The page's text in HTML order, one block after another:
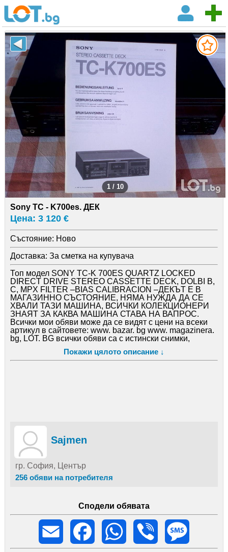
1 / 10
Sony TC - K700es. ДЕК
Цена: 3 120 €
Състояние: Ново
Доставка: За сметка на купувача
Топ модел SONY TC-K 700ES QUARTZ LOCKED
DIRECT DRIVE STEREO CASSETTE DECK, DOLBI B,
C, MPX FILTER –BIAS CALIBRACION –ДЕКЪТ Е В
МАГАЗИННО СЪСТОЯНИЕ, НЯМА НУЖДА ДА СЕ
ХВАЛИ ТАЗИ МАШИНА, ВСИЧКИ КОЛЕКЦИОНЕРИ
ЗНАЯТ ЗА КАКВА МАШИНА СТАВА НА ВАПРОС.
Всички мои обяви може да се видят с цени на всеки
артикул в сайтовете: www. bazar. bg www. magazinera.
bg, LOT. BG всички обяви са с истински снимки,
отговаря на вида и вътрешното състояние. ВСИЧКИ
МАШИНИ МИНАВАТ ПРЕЗ СЕРВИЗ И СЕ
Покажи цялото описание ↓
Sajmen
гр. София, Център
256 обяви на потребителя
Сподели обявата
Email
Facebook WhatsApp Viber